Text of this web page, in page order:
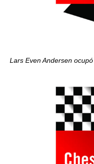
Lars Even Andersen